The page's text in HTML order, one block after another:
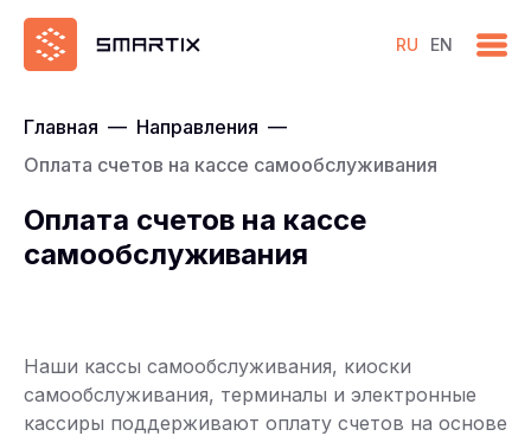
RU EN
Главная — Направления —
Оплата счетов на кассе самообслуживания
Оплата счетов на кассе
самообслуживания
Наши кассы самообслуживания, киоски
самообслуживания, терминалы и электронные
кассиры поддерживают оплату счетов на основе